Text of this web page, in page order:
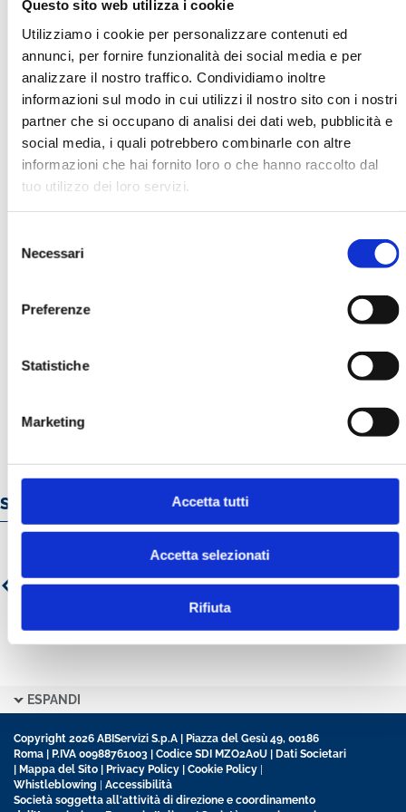
Questo sito web utilizza i cookie
Utilizziamo i cookie per personalizzare contenuti ed
annunci, per fornire funzionalità dei social media e per
analizzare il nostro traffico. Condividiamo inoltre
informazioni sul modo in cui utilizzi il nostro sito con i nostri
partner che si occupano di analisi dei dati web, pubblicità e
social media, i quali potrebbero combinarle con altre
informazioni che hai fornito loro o che hanno raccolto dal
tuo utilizzo dei loro servizi.
delNecessari
Preferenze
Statistiche
Marketing
Accetta tutti
Accetta selezionati
Rifiuta
Pierfrancesco Cocco
Ha pubblicato con noi
GESTIONE DEL CAPITALE E
Servizi e prodotti online
ESPANDI
Copyright 2026 ABIServizi S.p.A | Piazza del Gesù 49, 00186
Roma | P.IVA 00988761003 | Codice SDI MZO2A0U |
Dati Societari
Mappa del Sito Privacy Policy Cookie Policy
Whistleblowing
Accessibilità
Società soggetta all'attività di direzione e coordinamento